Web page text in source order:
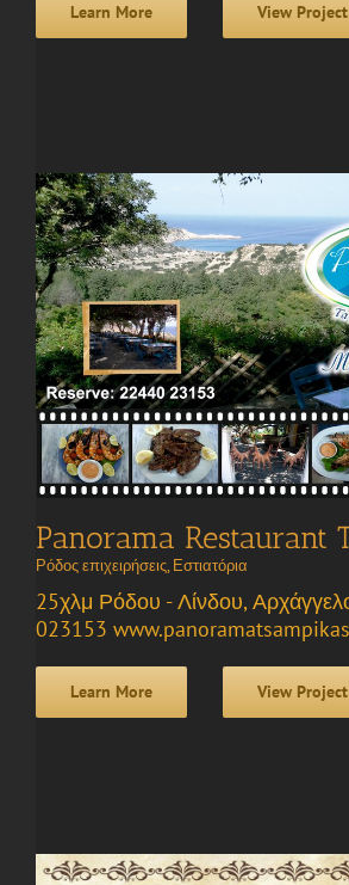
Learn More View Project
Panorama Restaurant
Ρόδος επιχειρήσεις, Εστιατόρια
25χλμ Ρόδου - Λίνδου,
023153
Learn More View Project